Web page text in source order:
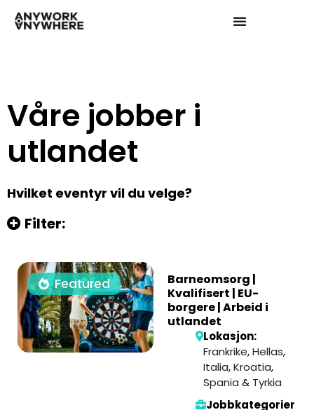
Våre jobber i
utlandet
Hvilket eventyr vil du velge?
Filter:
Featured
Barneomsorg |
Kvalifisert | EU-
borgere | Arbeid i
utlandet
Lokasjon:
Frankrike,Hellas,
Italia,Kroatia,
Spania & Tyrkia
Jobbkategorier